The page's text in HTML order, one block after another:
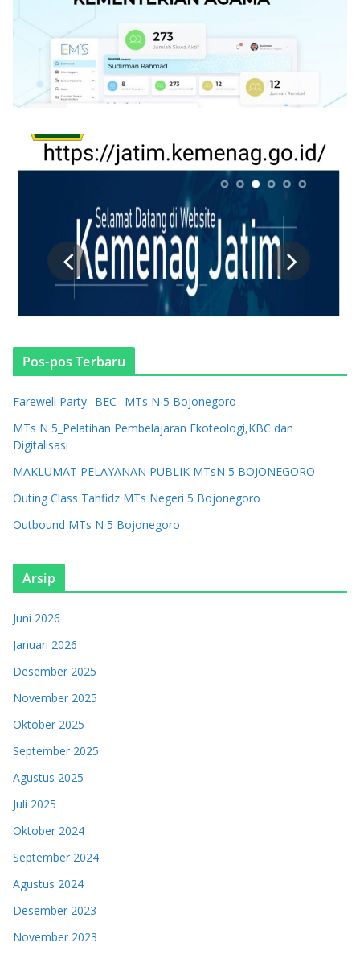
Pos-pos Terbaru
Farewell Party_ BEC_ MTs N 5 Bojonegoro
MTs N 5_Pelatihan Pembelajaran Ekoteologi,KBC dan
Digitalisasi
MAKLUMAT PELAYANAN PUBLIK MTsN 5 BOJONEGORO
Outing Class Tahfidz MTs Negeri 5 Bojonegoro
Outbound MTs N 5 Bojonegoro
Arsip
Juni 2026
Januari 2026
Desember 2025
November 2025
Oktober 2025
September 2025
Agustus 2025
Juli 2025
Oktober 2024
September 2024
Agustus 2024
Desember 2023
November 2023